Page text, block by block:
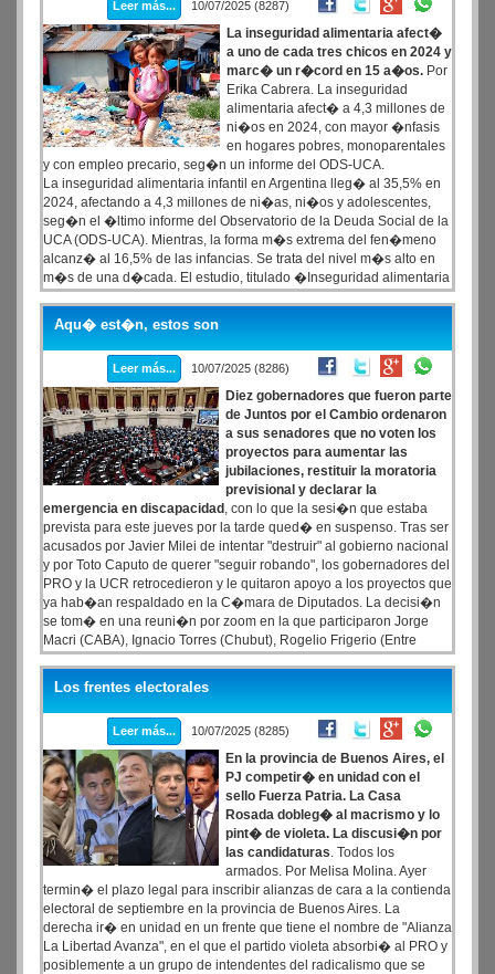
Leer más... 10/07/2025 (8287)
La inseguridad alimentaria afect�
a uno de cada tres chicos en 2024 y
marc� un r�cord en 15 a�os. Por
Erika Cabrera. La inseguridad
alimentaria afect� a 4,3 millones de
ni�os en 2024, con mayor �nfasis
en hogares pobres, monoparentales
y con empleo precario, seg�n un informe del ODS-UCA.
La inseguridad alimentaria infantil en Argentina lleg� al 35,5% en
2024, afectando a 4,3 millones de ni�as, ni�os y adolescentes,
seg�n el �ltimo informe del Observatorio de la Deuda Social de la
UCA (ODS-UCA). Mientras, la forma m�s extrema del fen�meno
alcanz� al 16,5% de las infancias. Se trata del nivel m�s alto en
m�s de una d�cada. El estudio, titulado �Inseguridad alimentaria
en la infancia argentina: un problema estructural observado en la
coyuntura actual�, advierte que si bien la pobreza, el empleo
precario y la desigualdad son factores hist�ricos, la situaci�n
empeor� en los �ltimos a�os.
Aqu� est�n, estos son
Leer más... 10/07/2025 (8286)
Diez gobernadores que fueron parte
de Juntos por el Cambio ordenaron
a sus senadores que no voten los
proyectos para aumentar las
jubilaciones, restituir la moratoria
previsional y declarar la
emergencia en discapacidad , con lo que la sesi�n que estaba
prevista para este jueves por la tarde qued� en suspenso. Tras ser
acusados por Javier Milei de intentar "destruir" al gobierno nacional
y por Toto Caputo de querer "seguir robando", los gobernadores del
PRO y la UCR retrocedieron y le quitaron apoyo a los proyectos que
ya hab�an respaldado en la C�mara de Diputados. La decisi�n
se tom� en una reuni�n por zoom en la que participaron Jorge
Macri (CABA), Ignacio Torres (Chubut), Rogelio Frigerio (Entre
R�os), Gustavo Vald�s (Corrientes), Alfredo Cornejo (Mendoza),
Maximiliano Pullaro (Santa Fe), Marcelo Orrego (San Juan),
Claudio Poggi (San Luis), Carlos Sadir (Jujuy) y Leandro Zdero
(Chaco).
Los frentes electorales
Leer más... 10/07/2025 (8285)
En la provincia de Buenos Aires, el
PJ competir� en unidad con el
sello Fuerza Patria. La Casa
Rosada dobleg� al macrismo y lo
pint� de violeta. La discusi�n por
las candidaturas. Todos los
armados. Por Melisa Molina. Ayer
termin� el plazo legal para inscribir alianzas de cara a la contienda
electoral de septiembre en la provincia de Buenos Aires. La
derecha ir� en unidad en un frente que tiene el nombre de "Alianza
La Libertad Avanza", en el que el partido violeta absorbi� al PRO y
posiblemente a un grupo de intendentes del radicalismo que se